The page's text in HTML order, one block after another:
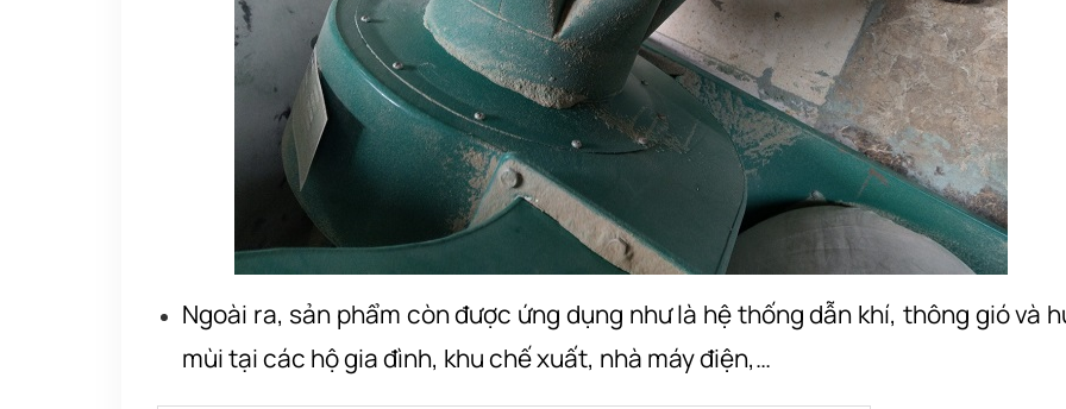
Ngoài ra, sản phẩm còn được ứng dụng như là hệ thống dẫn khí, thông gió và
mùi tại các hộ gia đình, khu chế xuất, nhà máy điện,…